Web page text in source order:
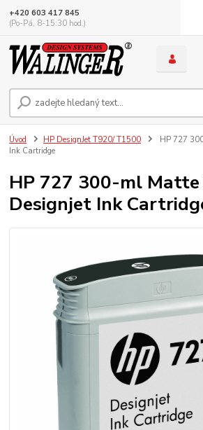
+420 603 417 845
(Po-Pá, 8-15:30 hod.)
Úvod HP DesignJet T920/ T1500
HP 727
Ink Cartridge
HP 727 300-ml
Designjet Ink